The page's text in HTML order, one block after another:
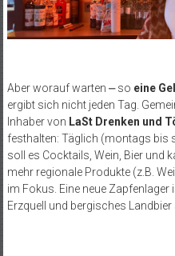
Aber worauf warten ⎼so eine
ergibt sich nicht jeden Tag.
Inhaber von LaSt Drenken und
festhalten: Täglich (montags bis
soll es Cocktails, Wein, Bier und
mehr regionale Produkte (z.B.
im Fokus. Eine neue Zapfenlager
Erzquell und bergisches